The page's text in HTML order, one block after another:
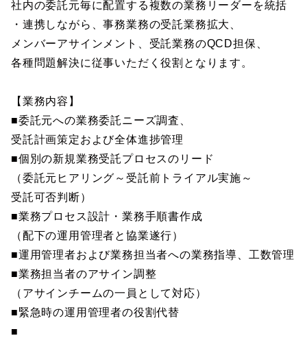
社内の委託元毎に配置する複数の業務リーダーを統括
・連携しながら、事務業務の受託業務拡大、
メンバーアサインメント、受託業務のQCD担保、
各種問題解決に従事いただく役割となります。
【業務内容】
■委託元への業務委託ニーズ調査、
受託計画策定および全体進捗管理
■個別の新規業務受託プロセスのリード
（委託元ヒアリング～受託前トライアル実施～
受託可否判断）
■業務プロセス設計・業務手順書作成
（配下の運用管理者と協業遂行）
■運用管理者および業務担当者への業務指導、工数管理
■業務担当者のアサイン調整
（アサインチームの一員として対応）
■緊急時の運用管理者の役割代替
■